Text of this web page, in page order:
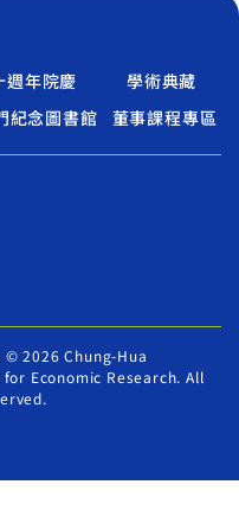
週年院慶
學術典藏
紀念圖書館
董事課程專區
2026 Chung-Hua
Economic Research. All